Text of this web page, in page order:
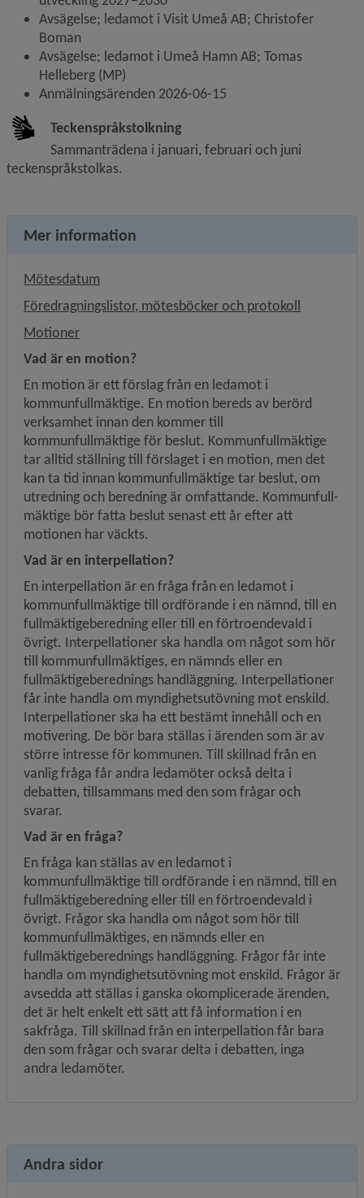
Avsägelse; ledamot i Visit Umeå AB; Christofer
Boman
Avsägelse; ledamot i Umeå Hamn AB; Tomas
Helleberg (MP)
Anmälningsärenden 2026-06-15
Teckenspråkstolkning
Sammanträdena i januari, februari och juni
teckenspråkstolkas.
Mer information
Mötesdatum
Föredragningslistor, mötesböcker och protokoll
Motioner
Vad är en motion?
En motion är ett förslag från en ledamot i
kommunfullmäktige. En motion bereds av berörd
verksamhet innan den kommer till
kommunfullmäktige för beslut. Kommunfullmäktige
tar alltid ställning till förslaget i en motion, men det
kan ta tid innan kommunfullmäktige tar beslut, om
utredning och beredning är omfattande. Kommun­full­
mäktige bör fatta beslut senast ett år efter att
motionen har väckts.
Vad är en interpellation?
En interpellation är en fråga från en ledamot i
kommunfullmäktige till ordförande i en nämnd, till en
fullmäktige­beredning eller till en förtroendevald i
övrigt. Interpellationer ska handla om något som hör
till kommun­full­mäktiges, en nämnds eller en
fullmäktigeberednings handläggning. Interpellationer
får inte handla om myndighets­utövning mot enskild.
Interpellationer ska ha ett bestämt innehåll och en
motivering. De bör bara ställas i ärenden som är av
större intresse för kommunen. Till skillnad från en
vanlig fråga får andra ledamöter också delta i
debatten, tillsammans med den som frågar och
svarar.
Vad är en fråga?
En fråga kan ställas av en ledamot i
kommunfullmäktige till ordförande i en nämnd, till en
fullmäktige­beredning eller till en förtroendevald i
övrigt. Frågor ska handla om något som hör till
kommunfullmäktiges, en nämnds eller en
fullmäktigeberednings handläggning. Frågor får inte
handla om myndighetsutövning mot enskild. Frågor är
avsedda att ställas i ganska okomplicerade ärenden,
det är helt enkelt ett sätt att få information i en
sakfråga. Till skillnad från en interpellation får bara
den som frågar och svarar delta i debatten, inga
andra ledamöter.
Andra sidor